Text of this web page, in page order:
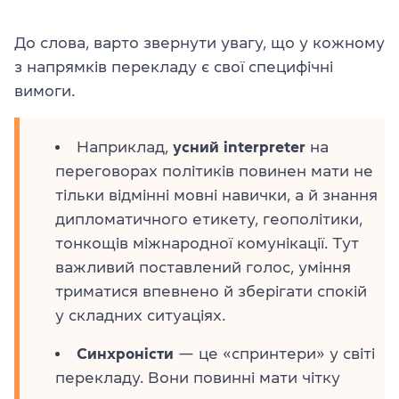
До слова, варто звернути увагу, що у кожному
з напрямків перекладу є свої специфічні
вимоги.
Наприклад, усний interpreter на
переговорах політиків повинен мати не
тільки відмінні мовні навички, а й знання
дипломатичного етикету, геополітики,
тонкощів міжнародної комунікації. Тут
важливий поставлений голос, уміння
триматися впевнено й зберігати спокій
у складних ситуаціях.
Синхроністи — це «спринтери» у світі
перекладу. Вони повинні мати чітку